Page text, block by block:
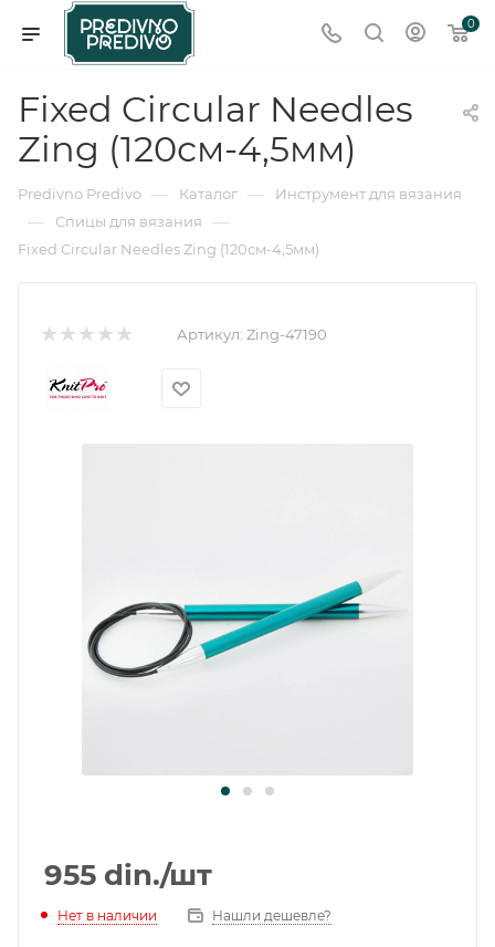
0
Fixed Circular Needles
Zing (120см-4,5мм)
Predivno Predivo — Каталог — Инструмент для вязания
— Спицы для вязания —
Fixed Circular Needles Zing (120см-4,5мм)
Артикул: Zing-47190
955 din./шт
Нет в наличии Нашли дешевле?